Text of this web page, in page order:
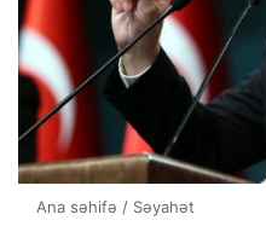
Ana səhifə / Səyahət